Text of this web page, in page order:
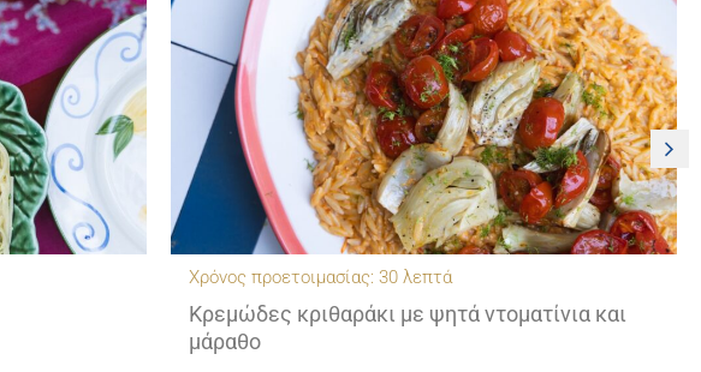
Χρόνος προετοιμασίας: 30 λεπτά
Κρεμώδες κριθαράκι με ψητά ντοματίνια και
μάραθο